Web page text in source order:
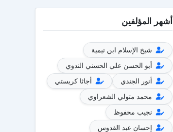
أشهر المؤلفين
شيخ الإسلام ابن تيمية
أبو الحسن علي الحسني الندوي
أنور الجندي
أجاثا كريستي
محمد متولي الشعراوي
نجيب محفوظ
إحسان عبد القدوس